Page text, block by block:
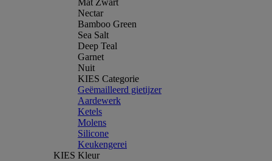
Mat Zwart
Nectar
Bamboo Green
Sea Salt
Deep Teal
Garnet
Nuit
KIES Categorie
Geëmailleerd gietijzer
Aardewerk
Ketels
Molens
Silicone
Keukengerei
KIES Kleur